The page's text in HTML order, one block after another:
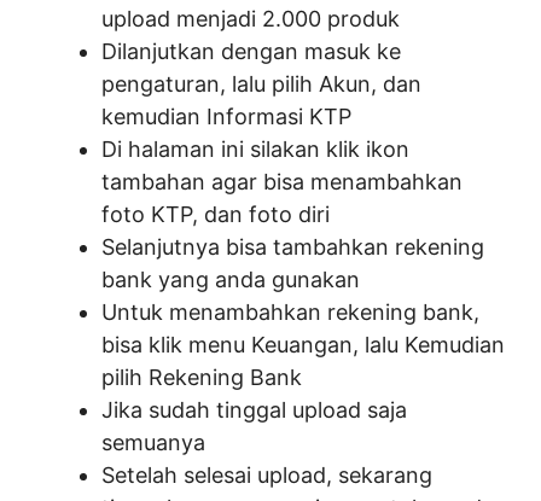
upload menjadi 2.000 produk
Dilanjutkan dengan masuk ke
pengaturan, lalu pilih Akun, dan
kemudian Informasi KTP
Di halaman ini silakan klik ikon
tambahan agar bisa menambahkan
foto KTP, dan foto diri
Selanjutnya bisa tambahkan rekening
bank yang anda gunakan
Untuk menambahkan rekening bank,
bisa klik menu Keuangan, lalu Kemudian
pilih Rekening Bank
Jika sudah tinggal upload saja
semuanya
Setelah selesai upload, sekarang